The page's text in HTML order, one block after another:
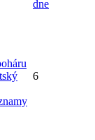
dne
6